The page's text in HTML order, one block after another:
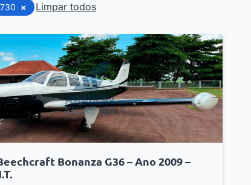
× Limpar todos
Bonanza G36 – Ano 2009 –